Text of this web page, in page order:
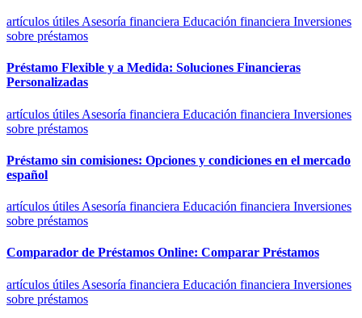
artículos útiles Asesoría financiera Educación financiera Inversiones
sobre préstamos
Préstamo Flexible y a Medida: Soluciones Financieras
Personalizadas
artículos útiles Asesoría financiera Educación financiera Inversiones
sobre préstamos
Préstamo sin comisiones: Opciones y condiciones en el mercado
español
artículos útiles Asesoría financiera Educación financiera Inversiones
sobre préstamos
Comparador de Préstamos Online: Comparar Préstamos
artículos útiles Asesoría financiera Educación financiera Inversiones
sobre préstamos